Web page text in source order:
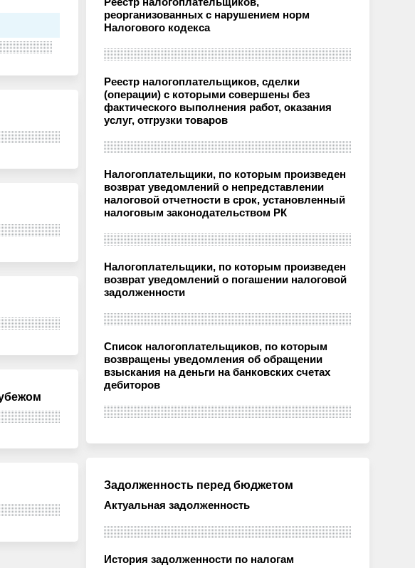
реорганизованных с нарушением норм
Налогового кодекса
Реестр налогоплательщиков, сделки
(операции) с которыми совершены без
фактического выполнения работ, оказания
услуг, отгрузки товаров
Налогоплательщики, по которым произведен
возврат уведомлений о непредставлении
налоговой отчетности в срок, установленный
налоговым законодательством РК
Налогоплательщики, по которым произведен
возврат уведомлений о погашении налоговой
задолженности
Список налогоплательщиков, по которым
возвращены уведомления об обращении
взыскания на деньги на банковских счетах
дебиторов
Задолженность перед бюджетом
Актуальная задолженность
История задолженности по налогам